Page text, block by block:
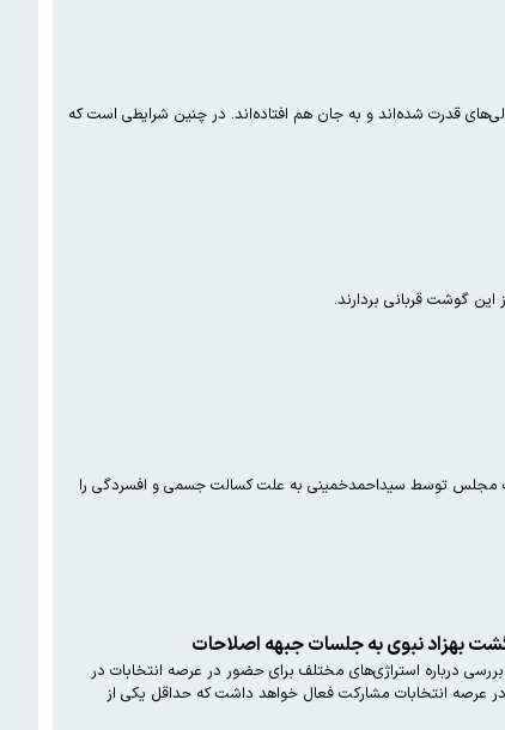
قدرت شده‌اند و به جان هم افتاده‌اند. در چنین شرایطی است که
گوشت قربانی بردارند.
مجلس برای قبول سمت ریاست مجلس توسط سیداحمدخمینی به علت کسالت جسمی و افسردگی را
بهزاد نبوی به جلسات جبهه اصلاحات
نحوه حضور انتخابات ریاست جمهوری تشکیل جلسه داد. اعضا پس از بحث و بررسی درباره استراژی‌های مختلف برای حضور در عرصه انتخابات در
در عرصه انتخابات مشارکت فعال خواهد داشت که حداقل یکی از